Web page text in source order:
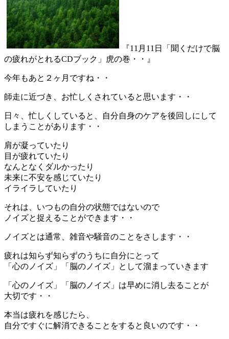
『11月11日「聞くだけで脳
の疲れがとれるCDブック」虎の巻・・』
今年もあと２ヶ月ですね・・
師走に近づき、お忙しくされていると思います・・
日々、忙しくしていると、自分自身のケアを後回しにして
しまうことがあります・・
肩が凝っていたり
目が疲れていたり
なんとなくダルかったり
未来に不安を感じていたり
イライラしていたり
それは、いつもの自分の状態ではないので
ノイズと捉えることができます・・
ノイズとは通常、雑音や騒音のことをさします・・
疲れは知らず知らずのうちに自分にとって
「心のノイズ」「脳のノイズ」として溜まっていきます
「心のノイズ」「脳のノイズ」は早めに消し去ることが
大切です・・
本当は疲れを感じたら、
自分ですぐに解消できることをすると良いのです・・